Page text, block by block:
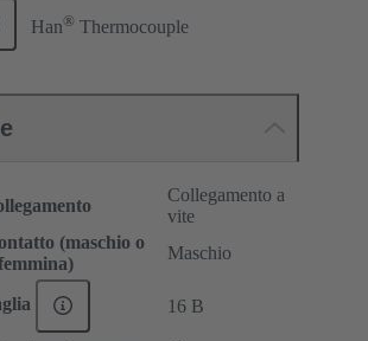
Han® Thermocouple
Collegamento a
vite
(maschio o
Maschio
16 B